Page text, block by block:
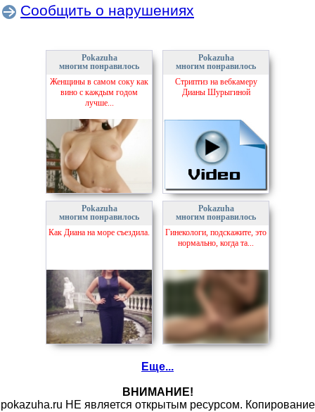
Сообщить о нарушениях
Pokazuha
многим понравилось
Женщины в самом соку как
вино с каждым годом
лучше...
Pokazuha
многим понравилось
Стриптиз на вебкамеру
Дианы Шурыгиной
Pokazuha
многим понравилось
Как Диана на море съездила.
Pokazuha
многим понравилось
Гинекологи, подскажите, это
нормально, когда та...
Еще...
ВНИМАНИЕ!
pokazuha.ru НЕ является открытым ресурсом. Копирование